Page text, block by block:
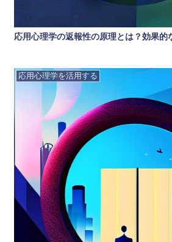
応用心理学の返報性の原理とは？効果的
応用心理学を活用する